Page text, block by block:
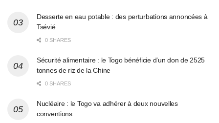
Desserte en eau potable : des perturbations annoncées à
Tsévié
0 SHARES
Sécurité alimentaire : le Togo bénéficie d’un don de 2525
tonnes de riz de la Chine
0 SHARES
Nucléaire : le Togo va adhérer à deux nouvelles
conventions